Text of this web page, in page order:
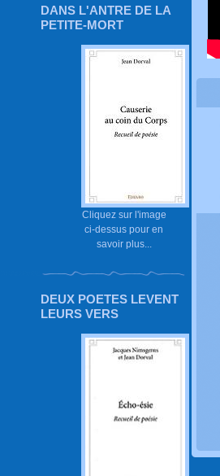
DANS L'ANTRE DE LA
PETITE-MORT
Cliquez sur l'image
ci-dessus pour en
savoir plus...
DEUX POETES LEVENT
LEURS VERS